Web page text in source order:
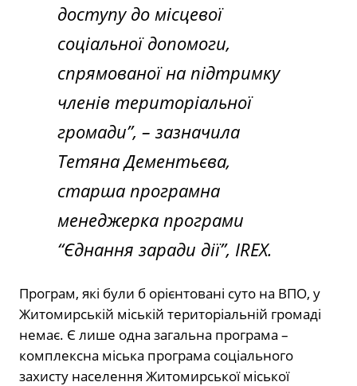
доступу до місцевої
соціальної допомоги,
спрямованої на підтримку
членів територіальної
громади”, – зазначила
Тетяна Дементьєва,
старша програмна
менеджерка програми
“Єднання заради дії”, IREX.
Програм, які були б орієнтовані суто на ВПО, у
Житомирській міській територіальній громаді
немає. Є лише одна загальна програма –
комплексна міська програма соціального
захисту населення Житомирської міської